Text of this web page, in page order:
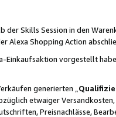
Skills Session in den
Alexa Shopping Action
vorgestellt
generierten „
etwaiger
Preisnachlässe,